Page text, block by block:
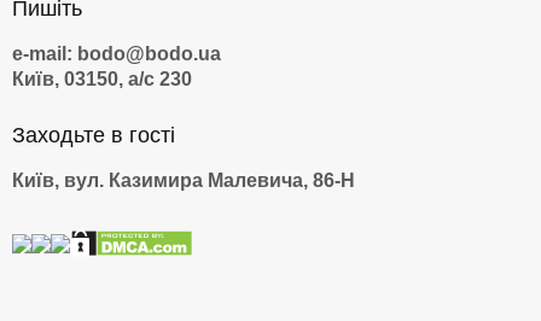
Пишіть
e-mail: bodo@bodo.ua
Київ, 03150, а/с 230
Заходьте в гості
Київ, вул. Казимира Малевича, 86-Н